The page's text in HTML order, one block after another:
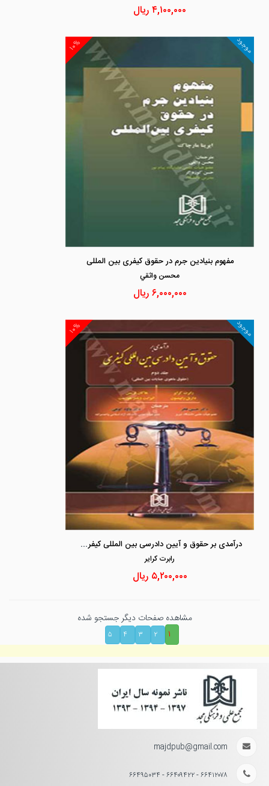
۴,۱۰۰,۰۰۰ریال
۱۰% موجود
مفهوم بنیادین جرم در حقوق کیفری بین المللی
محسن واثقي
۶,۰۰۰,۰۰۰ریال
۱۰% موجود
درآمدی بر حقوق و آیین دادرسی بین المللی کیفری جلد 2 «حقوق ماهوی جنایات بین المللی»
رابرت كراير
۵,۲۰۰,۰۰۰ ریال
مشاهده صفحات دیگر جستجو شده
۱
۲ ۳ ۴ ۵
majdpub@gmail.com
۶۶۴۱۲۰۷۸ - ۶۶۴۰۹۴۲۲ - ۶۶۴۹۵۰۳۴